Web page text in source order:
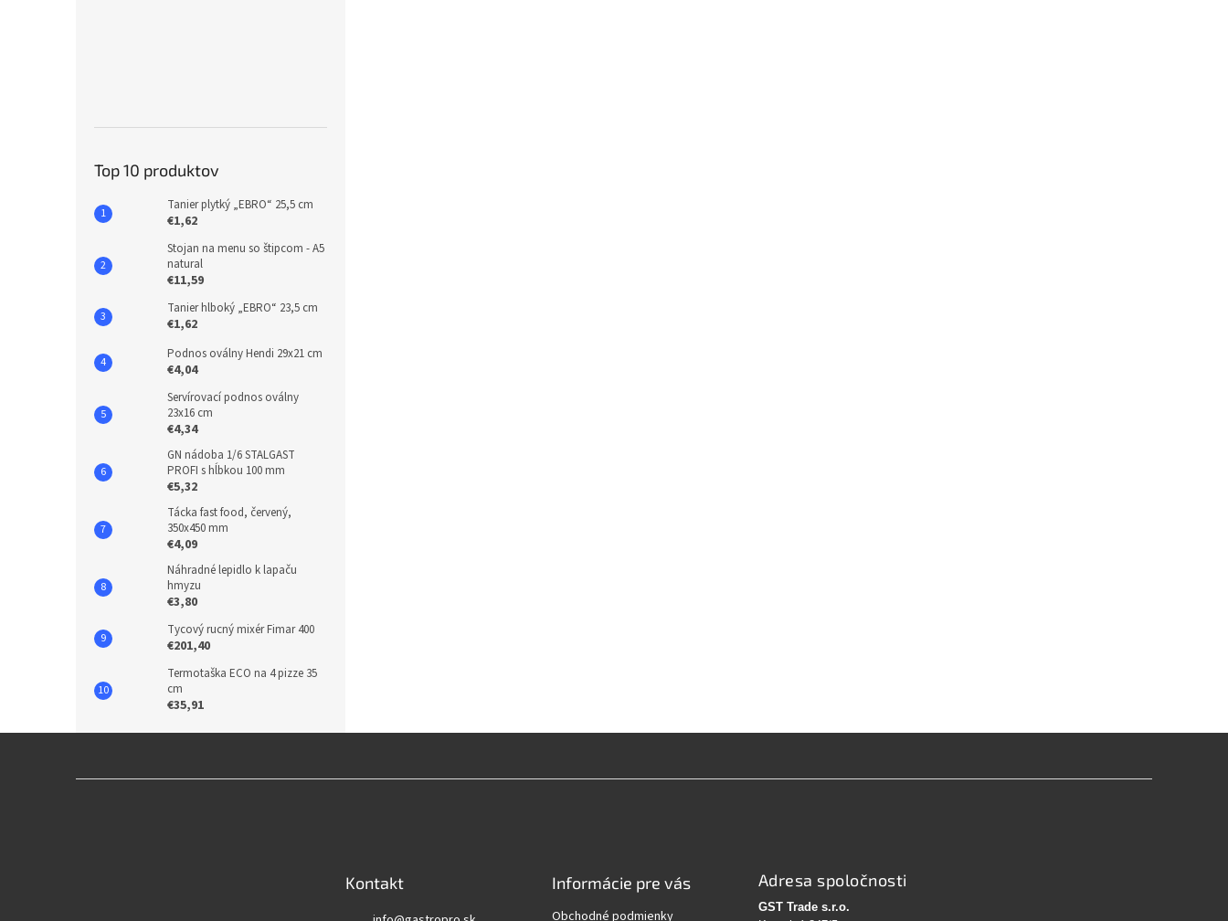
Top 10 produktov
Tanier plytký „EBRO“ 25,5 cm
€1,62
Stojan na menu so štipcom - A5
natural
€11,59
Tanier hlboký „EBRO“ 23,5 cm
€1,62
Podnos oválny Hendi 29x21 cm
€4,04
Servírovací podnos oválny
23x16 cm
€4,34
GN nádoba 1/6 STALGAST
PROFI s hĺbkou 100 mm
€5,32
Tácka fast food, červený,
350x450 mm
€4,09
Náhradné lepidlo k lapaču
hmyzu
€3,80
Tycový rucný mixér Fimar 400
€201,40
Termotaška ECO na 4 pizze 35
cm
€35,91
Kontakt Informácie pre vás
Obchodné podmienky
Adresa spoločnosti
GST Trade s.r.o.